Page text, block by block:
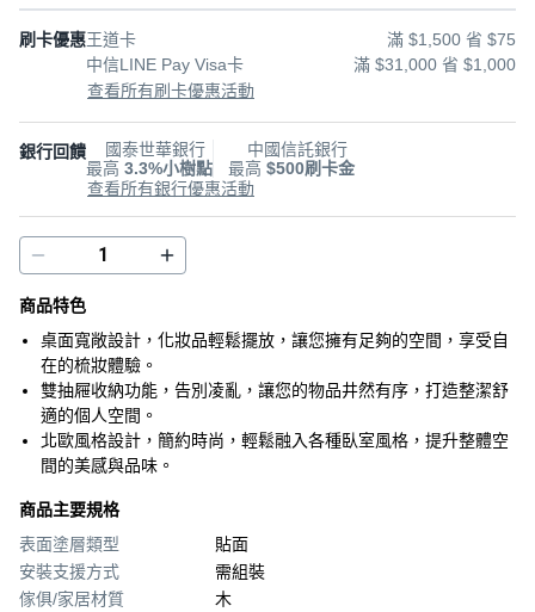
刷卡優惠王道卡
滿 $1,500 省 $75
中信LINE Pay Visa卡
滿 $31,000 省 $1,000
查看所有刷卡優惠活動
銀行回饋
國泰世華銀行
最高 3.3%小樹點
中國信託銀行
最高 $500刷卡金
查看所有銀行優惠活動
商品特色
桌面寬敞設計，化妝品輕鬆擺放，讓您擁有足夠的空間，享受自
在的梳妝體驗。
雙抽屜收納功能，告別凌亂，讓您的物品井然有序，打造整潔舒
適的個人空間。
北歐風格設計，簡約時尚，輕鬆融入各種臥室風格，提升整體空
間的美感與品味。
商品主要規格
表面塗層類型
貼面
安裝支援方式
需組裝
傢俱/家居材質
木